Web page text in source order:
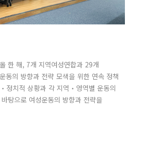
한 해, 7개 지역여성연합과 29개
동의 방향과 전략 모색을 위한 연속 정책
정치적 상황과 각 지역‧영역별 운동의
탕으로 여성운동의 방향과 전략을